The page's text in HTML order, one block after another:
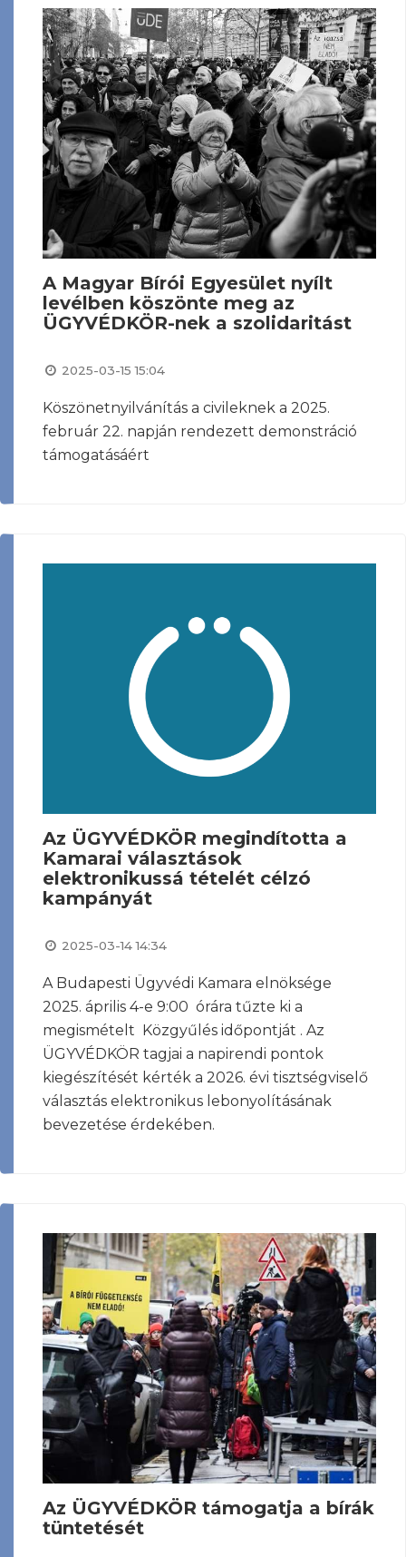
A Magyar Bírói Egyesület nyílt
levélben köszönte meg az
ÜGYVÉDKÖR-nek a szolidaritást
2025-03-15 15:04
Köszönetnyilvánítás a civileknek a 2025.
február 22. napján rendezett demonstráció
támogatásáért
Az ÜGYVÉDKÖR megindította a
Kamarai választások
elektronikussá tételét célzó
kampányát
2025-03-14 14:34
A Budapesti Ügyvédi Kamara elnöksége
2025. április 4-e 9:00 órára tűzte ki a
megismételt Közgyűlés időpontját . Az
ÜGYVÉDKÖR tagjai a napirendi pontok
kiegészítését kérték a 2026. évi tisztségviselő
választás elektronikus lebonyolításának
bevezetése érdekében.
Az ÜGYVÉDKÖR támogatja a bírák
tüntetését